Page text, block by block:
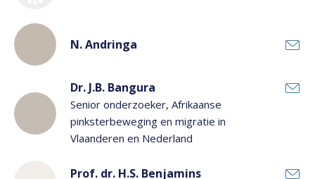
N. Andringa
Dr. J.B. Bangura
Senior onderzoeker, Afrikaanse
pinksterbeweging en migratie in
Vlaanderen en Nederland
Prof. dr. H.S. Benjamins